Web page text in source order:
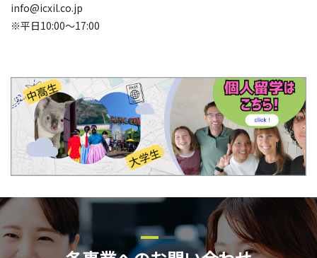
info@icxil.co.jp
※平日10:00～17:00